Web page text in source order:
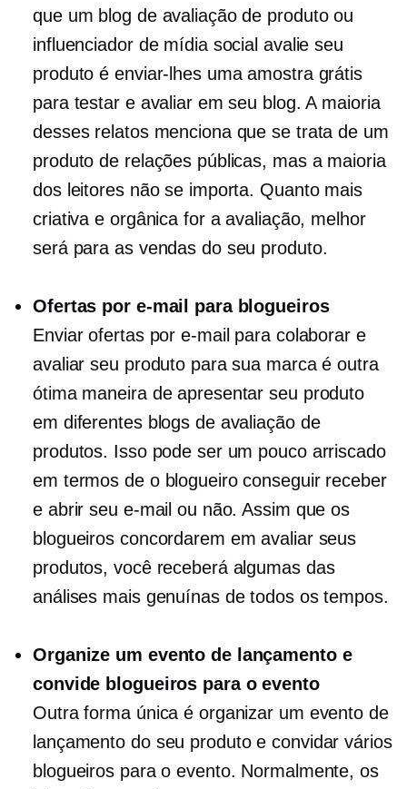
que um blog de avaliação de produto ou
influenciador de mídia social avalie seu
produto é enviar-lhes uma amostra grátis
para testar e avaliar em seu blog. A maioria
desses relatos menciona que se trata de um
produto de relações públicas, mas a maioria
dos leitores não se importa. Quanto mais
criativa e orgânica for a avaliação, melhor
será para as vendas do seu produto.
Ofertas por e-mail para blogueiros
Enviar ofertas por e-mail para colaborar e
avaliar seu produto para sua marca é outra
ótima maneira de apresentar seu produto
em diferentes blogs de avaliação de
produtos. Isso pode ser um pouco arriscado
em termos de o blogueiro conseguir receber
e abrir seu e-mail ou não. Assim que os
blogueiros concordarem em avaliar seus
produtos, você receberá algumas das
análises mais genuínas de todos os tempos.
Organize um evento de lançamento e
convide blogueiros para o evento
Outra forma única é organizar um evento de
lançamento do seu produto e convidar vários
blogueiros para o evento. Normalmente, os